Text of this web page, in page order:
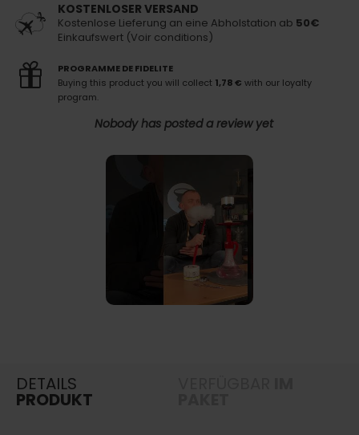
KOSTENLOSER VERSAND
Kostenlose Lieferung an eine Abholstation ab 50€
Einkaufswert (Voir conditions)
PROGRAMME DE FIDELITE
Buying this product you will collect 1,78 € with our loyalty
program.
Nobody has posted a review yet
DETAILS
PRODUKT